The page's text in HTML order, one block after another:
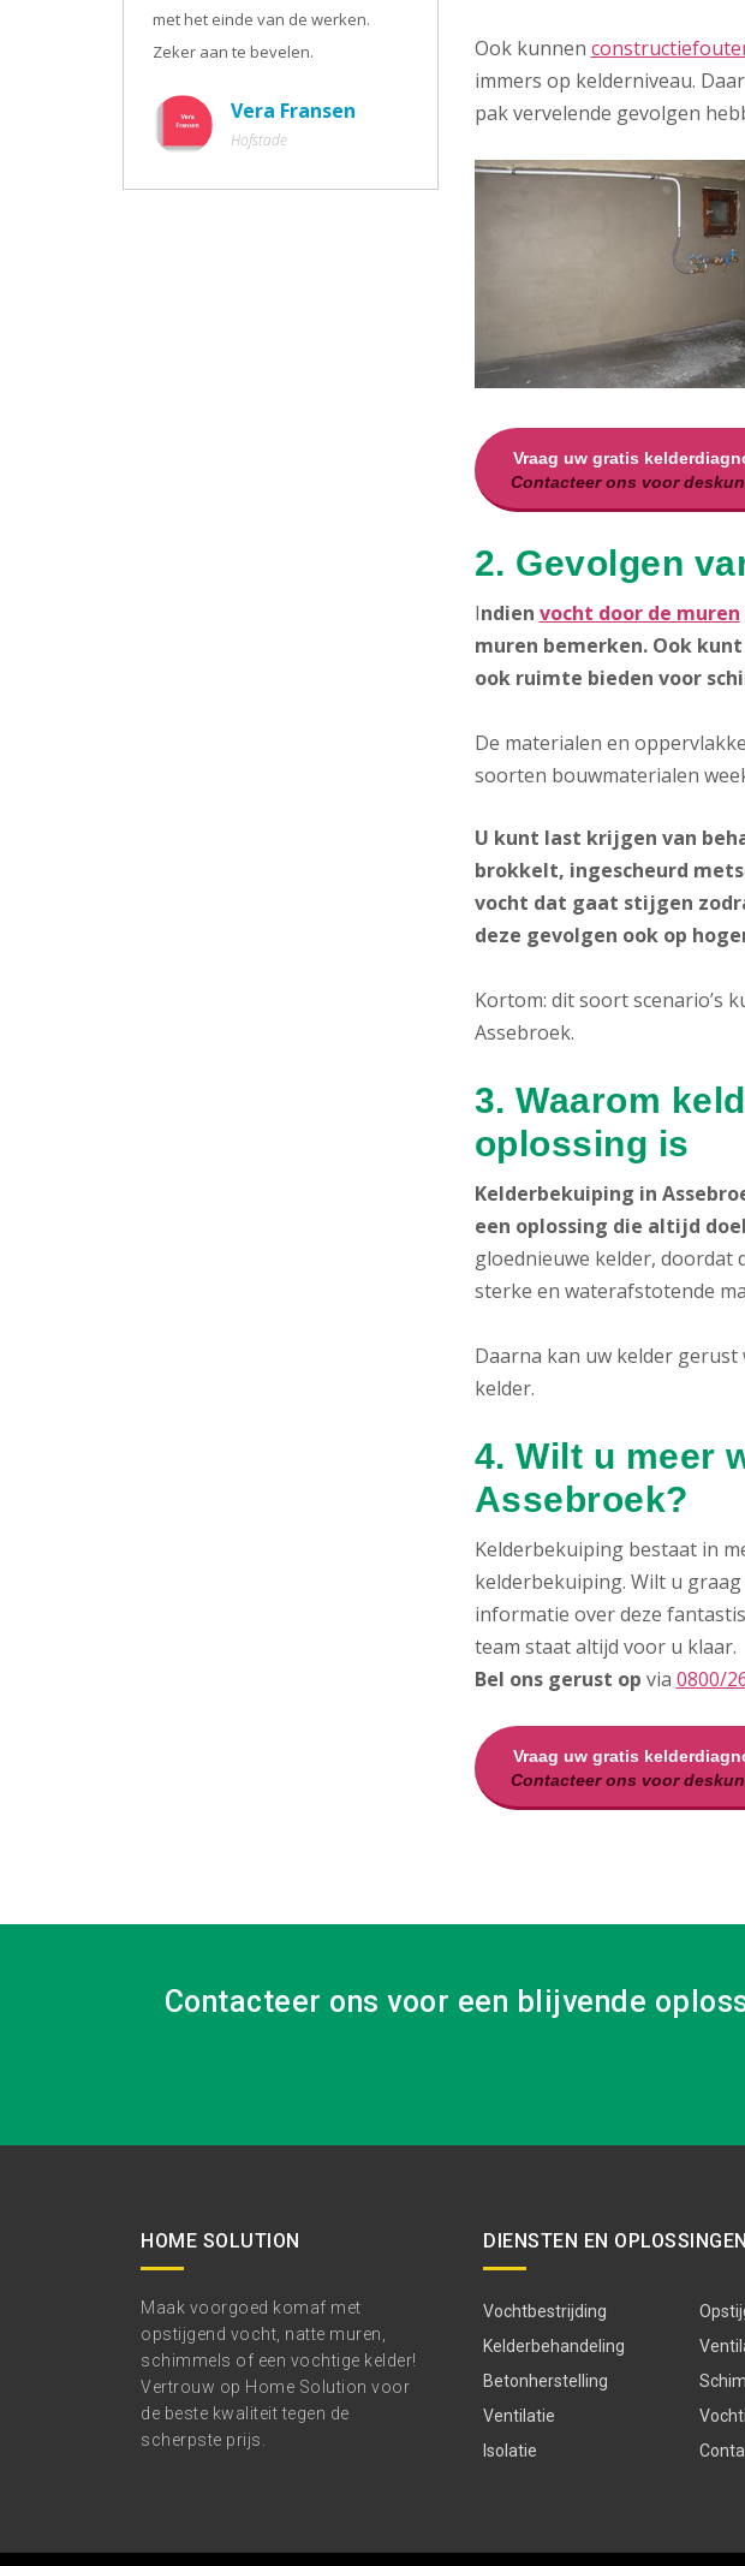
met het einde van de werken.
Zeker aan te bevelen.
Vera Fransen
Hofstade
Ook kunnen
immers op kelderniveau.
pak vervelende gevolgen
Vraag uw gratis
Contacteer ons voor
2. Gevolgen
Indien vocht door de muren
muren bemerken. Ook
ook ruimte bieden voor
De materialen en
soorten bouwmaterialen
U kunt last krijgen van
brokkelt, ingescheurd
vocht dat gaat stijgen
deze gevolgen ook op
Kortom: dit soort scenario’s
Assebroek.
3. Waarom
oplossing is
Kelderbekuiping in
een oplossing die altijd
gloednieuwe kelder, doordat
sterke en waterafstotende
Daarna kan uw kelder
kelder.
4. Wilt u meer
Assebroek?
Kelderbekuiping bestaat in
kelderbekuiping. Wilt u
informatie over deze
team staat altijd voor u klaar.
Bel ons gerust op via 0800/
Vraag uw gratis
Contacteer ons voor
Contacteer ons voor een blijvende
HOME SOLUTION
Maak voorgoed komaf met
opstijgend vocht, natte muren,
schimmels of een vochtige kelder!
Vertrouw op Home Solution voor
de beste kwaliteit tegen de
scherpste prijs.
DIENSTEN EN OPLOSSINGEN
Vochtbestrijding
Kelderbehandeling
Betonherstelling
Ventilatie
Isolatie